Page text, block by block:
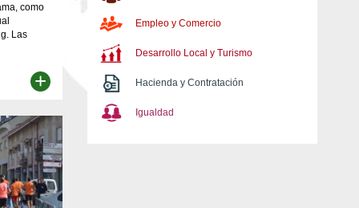
como
Las
+
Empleo y Comercio
Desarrollo Local y Turismo
Hacienda y Contratación
Igualdad